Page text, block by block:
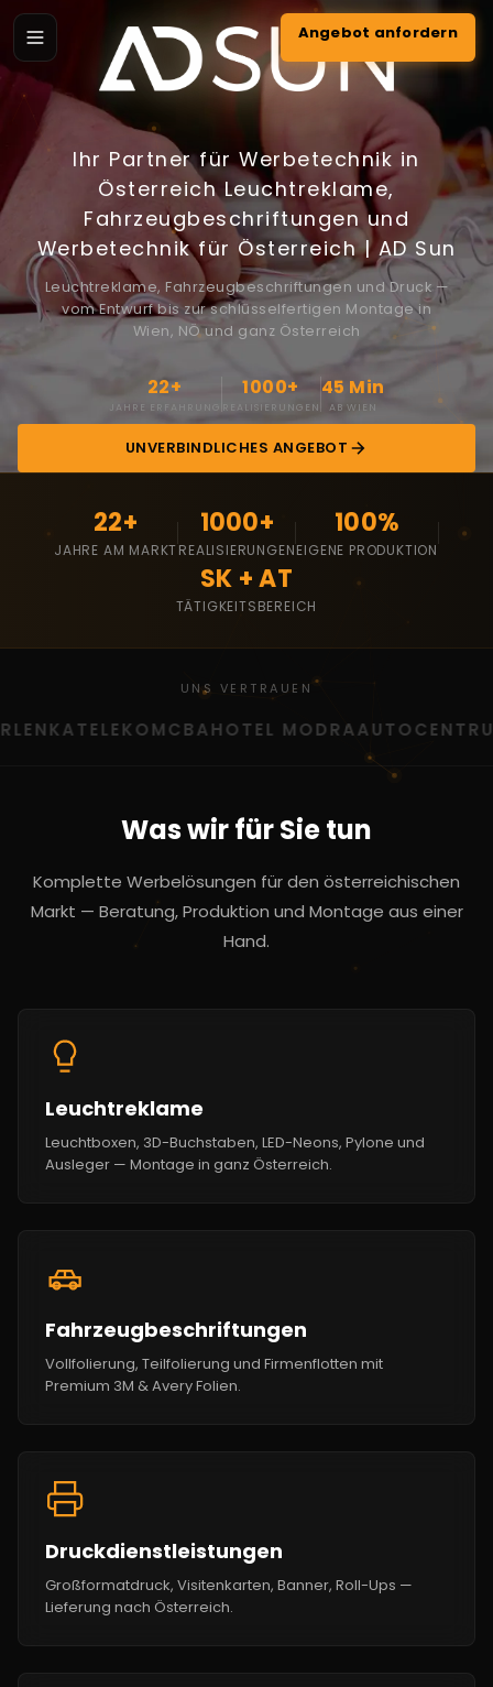
Angebot anfordern
Ihr Partner für Werbetechnik in
Österreich Leuchtreklame,
Fahrzeugbeschriftungen und
Werbetechnik für Österreich | AD Sun
Leuchtreklame, Fahrzeugbeschriftungen und Druck —
vom Entwurf bis zur schlüsselfertigen Montage in
Wien, NÖ und ganz Österreich
22+
JAHRE ERFAHRUNG
1000+
REALISIERUNGEN
45 Min
AB WIEN
UNVERBINDLICHES ANGEBOT
22+
JAHRE AM MARKT
1000+
REALISIERUNGEN
100%
EIGENE PRODUKTION
SK + AT
TÄTIGKEITSBEREICH
UNS VERTRAUEN
TELEKOMCBAHOTEL MODRA
Was wir für Sie tun
Komplette Werbelösungen für den österreichischen
Markt — Beratung, Produktion und Montage aus einer
Hand.
Leuchtreklame
Leuchtboxen, 3D-Buchstaben, LED-Neons, Pylone und
Ausleger — Montage in ganz Österreich.
Fahrzeugbeschriftungen
Vollfolierung, Teilfolierung und Firmenflotten mit
Premium 3M & Avery Folien.
Druckdienstleistungen
Großformatdruck, Visitenkarten, Banner, Roll-Ups —
Lieferung nach Österreich.